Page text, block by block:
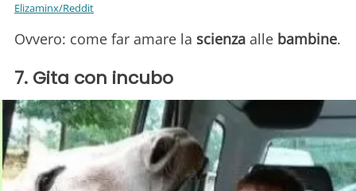
Elizaminx/Reddit
Ovvero: come far amare la scienza alle bambine.
7. Gita con incubo